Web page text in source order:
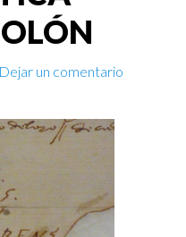
Dejar un comentario